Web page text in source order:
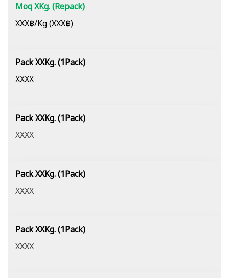
Moq XKg. (Repack)
XXX฿/Kg (XXX฿)
Pack XXKg. (1Pack)
XXXX
Pack XXKg. (1Pack)
XXXX
Pack XXKg. (1Pack)
XXXX
Pack XXKg. (1Pack)
XXXX